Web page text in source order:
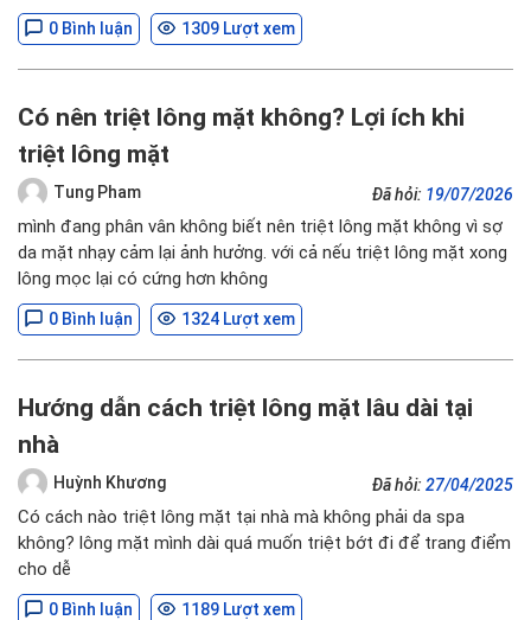
0 Bình luận 1309 Lượt xem
Có nên triệt lông mặt không? Lợi ích khi
triệt lông mặt
Tung Pham Đã hỏi: 19/07/2026
mình đang phân vân không biết nên triệt lông mặt không vì sợ
da mặt nhạy cảm lại ảnh hưởng. với cả nếu triệt lông mặt xong
lông mọc lại có cứng hơn không
0 Bình luận 1324 Lượt xem
Hướng dẫn cách triệt lông mặt lâu dài tại
nhà
Huỳnh Khương Đã hỏi: 27/04/2025
Có cách nào triệt lông mặt tại nhà mà không phải da spa
không? lông mặt mình dài quá muốn triệt bớt đi để trang điểm
cho dễ
0 Bình luận 1189 Lượt xem